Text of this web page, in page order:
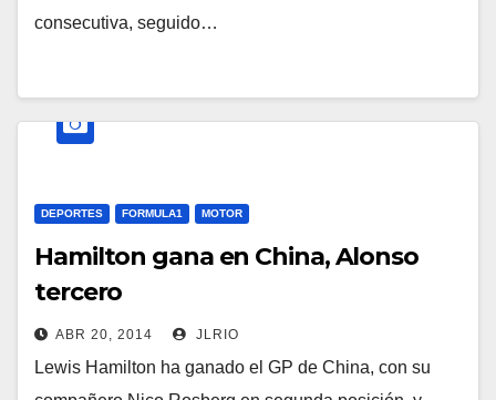
consecutiva, seguido…
DEPORTES FORMULA1 MOTOR
Hamilton gana en China, Alonso
tercero
ABR 20, 2014 JLRIO
Lewis Hamilton ha ganado el GP de China, con su